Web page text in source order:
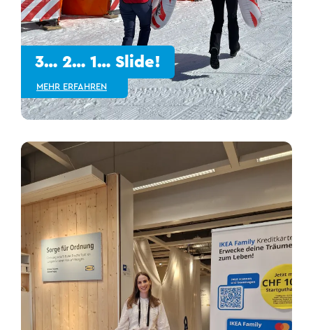
3… 2… 1… Slide!
MEHR ERFAHREN